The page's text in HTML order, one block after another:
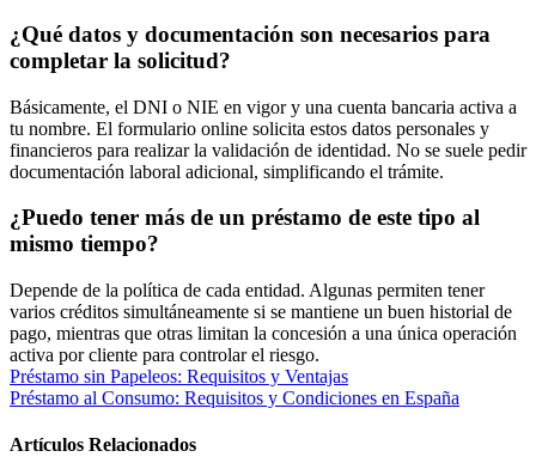
¿Qué datos y documentación son necesarios para
completar la solicitud?
Básicamente, el DNI o NIE en vigor y una cuenta bancaria activa a
tu nombre. El formulario online solicita estos datos personales y
financieros para realizar la validación de identidad. No se suele pedir
documentación laboral adicional, simplificando el trámite.
¿Puedo tener más de un préstamo de este tipo al
mismo tiempo?
Depende de la política de cada entidad. Algunas permiten tener
varios créditos simultáneamente si se mantiene un buen historial de
pago, mientras que otras limitan la concesión a una única operación
activa por cliente para controlar el riesgo.
Navegación
de
entradas
Préstamo sin Papeleos: Requisitos y Ventajas
Préstamo al Consumo: Requisitos y Condiciones en España
Artículos Relacionados